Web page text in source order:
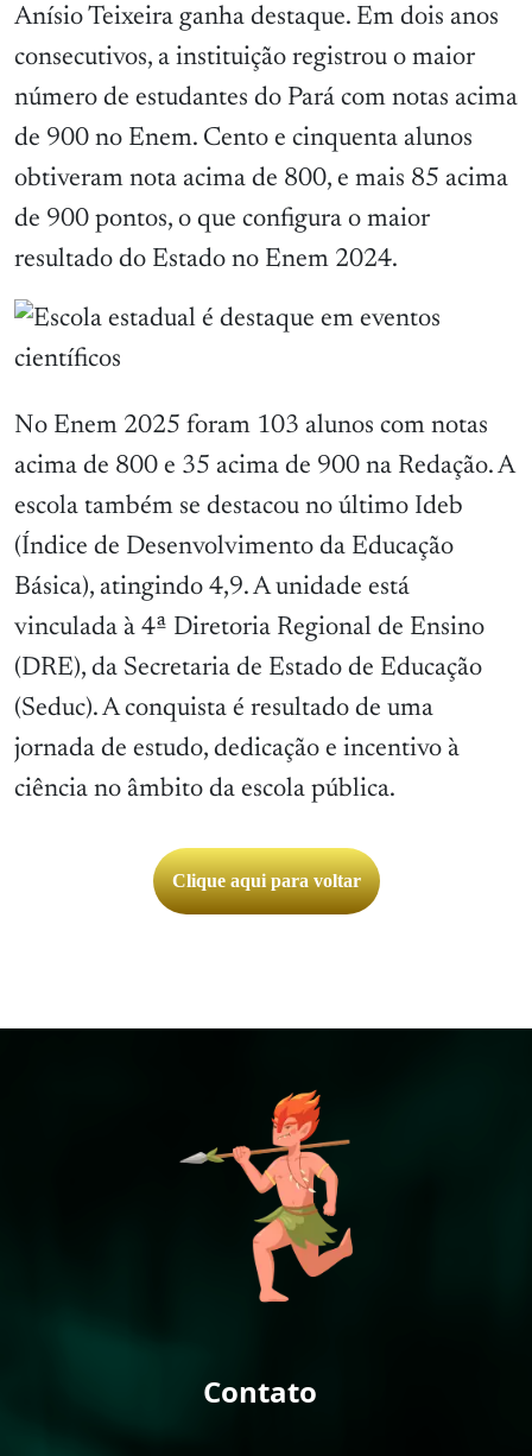
Anísio Teixeira ganha destaque. Em dois anos
consecutivos, a instituição registrou o maior
número de estudantes do Pará com notas acima
de 900 no Enem. Cento e cinquenta alunos
obtiveram nota acima de 800, e mais 85 acima
de 900 pontos, o que configura o maior
resultado do Estado no Enem 2024.
No Enem 2025 foram 103 alunos com notas
acima de 800 e 35 acima de 900 na Redação. A
escola também se destacou no último Ideb
(Índice de Desenvolvimento da Educação
Básica), atingindo 4,9. A unidade está
vinculada à 4ª Diretoria Regional de Ensino
(DRE), da Secretaria de Estado de Educação
(Seduc). A conquista é resultado de uma
jornada de estudo, dedicação e incentivo à
ciência no âmbito da escola pública.
Clique aqui para voltar
Contato